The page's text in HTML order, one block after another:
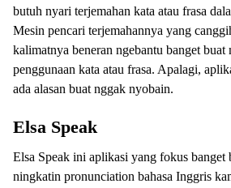
butuh nyari terjemahan kata atau frasa
Mesin pencari terjemahannya yang
kalimatnya beneran ngebantu banget buat
penggunaan kata atau frasa. Apalagi,
ada alasan buat nggak nyobain.
Elsa Speak
Elsa Speak ini aplikasi yang fokus banget
ningkatin pronunciation bahasa Inggris